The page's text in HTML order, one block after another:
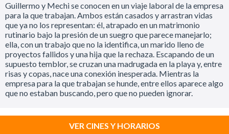
Guillermo y Mechi se conocen en un viaje laboral de la empresa
para la que trabajan. Ambos están casados y arrastran vidas
que ya no los representan: él, atrapado en un matrimonio
rutinario bajo la presión de un suegro que parece manejarlo;
ella, con un trabajo que no la identifica, un marido lleno de
proyectos fallidos y una hija que la rechaza. Escapando de un
supuesto temblor, se cruzan una madrugada en la playa y, entre
risas y copas, nace una conexión inesperada. Mientras la
empresa para la que trabajan se hunde, entre ellos aparece algo
que no estaban buscando, pero que no pueden ignorar.
VER CINES Y HORARIOS